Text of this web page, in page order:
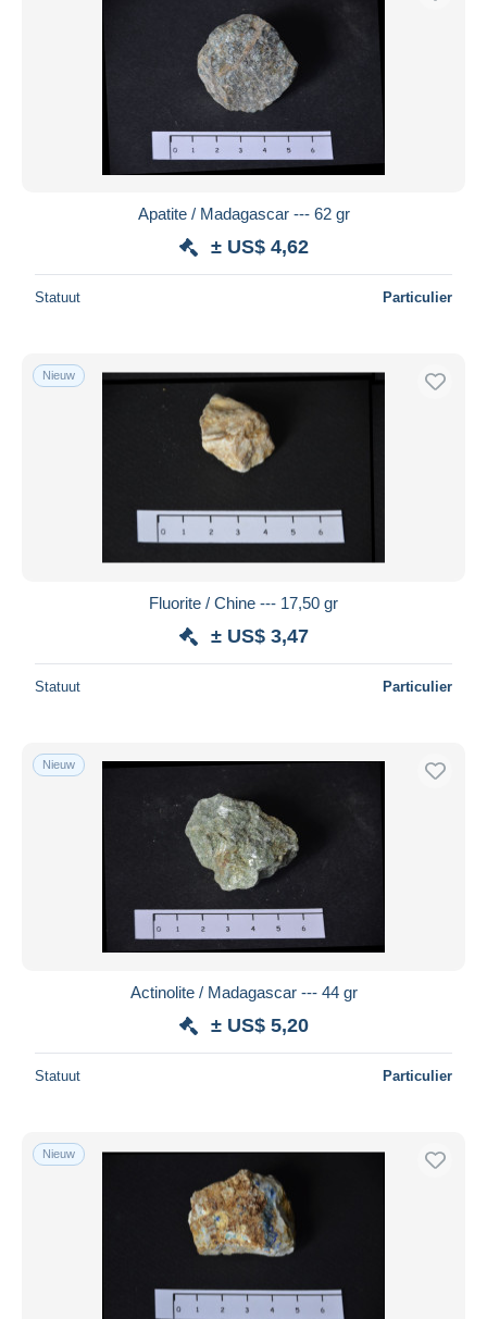
Apatite / Madagascar --- 62 gr
± US$ 4,62
Statuut Particulier
Nieuw
Fluorite / Chine --- 17,50 gr
± US$ 3,47
Statuut Particulier
Nieuw
Actinolite / Madagascar --- 44 gr
± US$ 5,20
Statuut Particulier
Nieuw